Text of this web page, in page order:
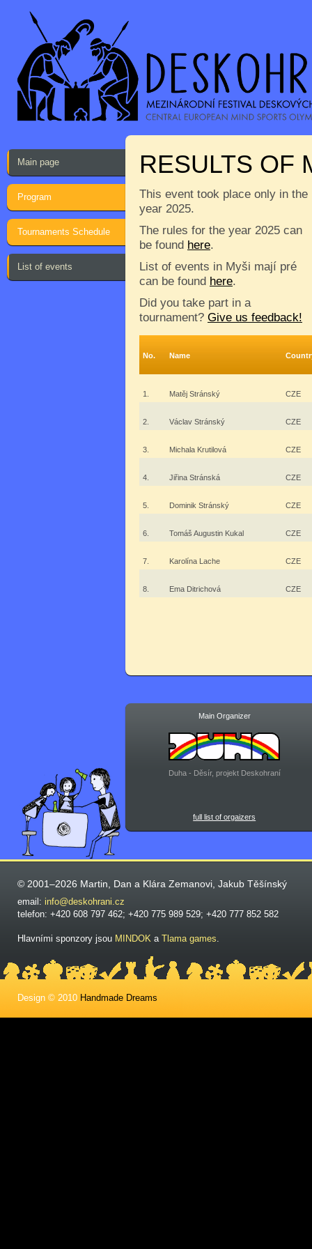
Main page
Program
Tournaments Schedule
List of events
RESULTS OF
This event took place only in the
year 2025.
The rules for the year 2025 can
be found here.
List of events in Myši mají pré
can be found here.
Did you take part in a
tournament? Give us feedback!
No. Name
1. Matěj Stránský CZE
2. Václav Stránský CZE
3. Michala Krutilová CZE
4. Jiřina Stránská CZE
5. Dominik Stránský CZE
6. Tomáš Augustin Kukal CZE
7. Karolína Lache CZE
8. Ema Ditrichová CZE
Main Organizer
Duha - Děsír, projekt Deskohraní
full list of orgaizers
© 2001–2026 Martin, Dan a Klára Zemanovi, Jakub Těšínský
email: info@deskohrani.cz
telefon: +420 608 797 462; +420 775 989 529; +420 777 852 582
Hlavními sponzory jsou MINDOK a Tlama games.
Design © 2010 Handmade Dreams